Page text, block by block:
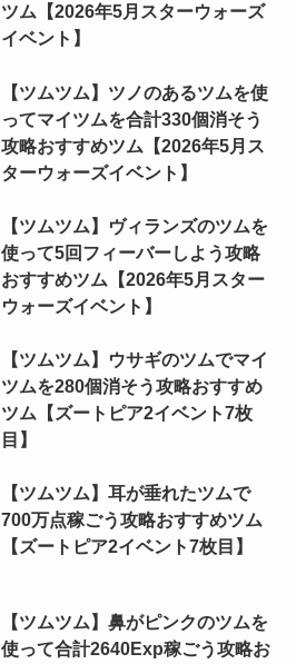
ツム【2026年5月スターウォーズ
イベント】
【ツムツム】ツノのあるツムを使
ってマイツムを合計330個消そう
攻略おすすめツム【2026年5月ス
ターウォーズイベント】
【ツムツム】ヴィランズのツムを
使って5回フィーバーしよう攻略
おすすめツム【2026年5月スター
ウォーズイベント】
【ツムツム】ウサギのツムでマイ
ツムを280個消そう攻略おすすめ
ツム【ズートピア2イベント7枚
目】
【ツムツム】耳が垂れたツムで
700万点稼ごう攻略おすすめツム
【ズートピア2イベント7枚目】
【ツムツム】鼻がピンクのツムを
使って合計2640Exp稼ごう攻略お